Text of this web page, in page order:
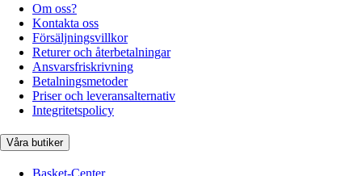
Om oss?
Kontakta oss
Försäljningsvillkor
Returer och återbetalningar
Ansvarsfriskrivning
Betalningsmetoder
Priser och leveransalternativ
Integritetspolicy
Våra butiker